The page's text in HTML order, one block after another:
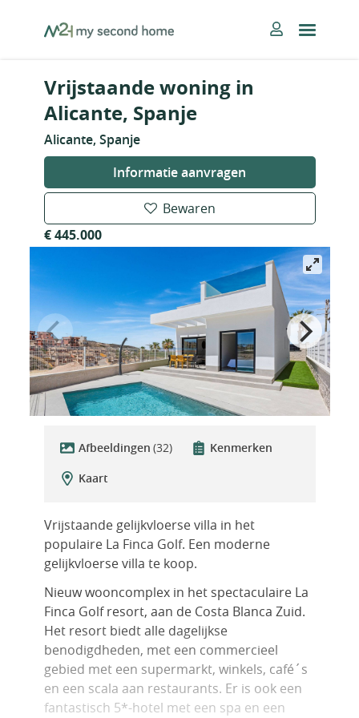
MySecondHome
Vrijstaande woning in
Alicante, Spanje
Alicante, Spanje
Informatie aanvragen
Bewaren
€ 445.000
Afbeeldingen (32)
Kenmerken
Kaart
Vrijstaande gelijkvloerse villa in het
populaire La Finca Golf. Een moderne
gelijkvloerse villa te koop.
Nieuw wooncomplex in het spectaculaire La
Finca Golf resort, aan de Costa Blanca Zuid.
Het resort biedt alle dagelijkse
benodigdheden, met een commercieel
gebied met een supermarkt, winkels, café´s
en een scala aan restaurants. Er is ook een
fantastisch 5*-hotel met een spa en een